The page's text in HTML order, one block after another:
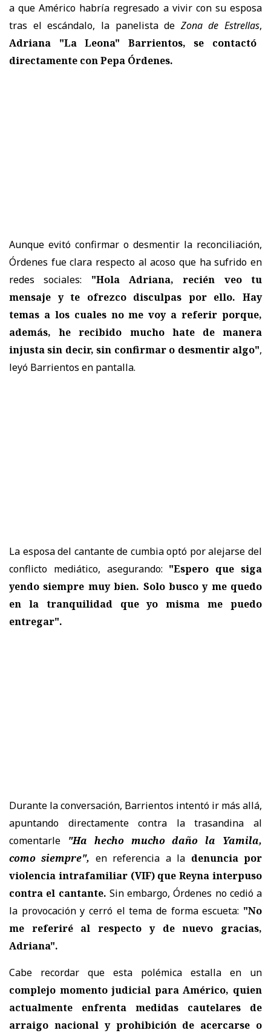
a que Américo habría regresado a vivir con su esposa
tras el escándalo, la panelista de Zona de Estrellas,
Adriana "La Leona" Barrientos, se contactó
directamente con Pepa Órdenes.
Aunque evitó confirmar o desmentir la reconciliación,
Órdenes fue clara respecto al acoso que ha sufrido en
redes sociales: "Hola Adriana, recién veo tu
mensaje y te ofrezco disculpas por ello. Hay
temas a los cuales no me voy a referir porque,
además, he recibido mucho hate de manera
injusta sin decir, sin confirmar o desmentir algo",
leyó Barrientos en pantalla.
La esposa del cantante de cumbia optó por alejarse del
conflicto mediático, asegurando: "Espero que siga
yendo siempre muy bien. Solo busco y me quedo
en la tranquilidad que yo misma me puedo
entregar".
Durante la conversación, Barrientos intentó ir más allá,
apuntando directamente contra la trasandina al
comentarle "Ha hecho mucho daño la Yamila,
como siempre", en referencia a la denuncia por
violencia intrafamiliar (VIF) que Reyna interpuso
contra el cantante. Sin embargo, Órdenes no cedió a
la provocación y cerró el tema de forma escueta: "No
me referiré al respecto y de nuevo gracias,
Adriana".
Cabe recordar que esta polémica estalla en un
complejo momento judicial para Américo, quien
actualmente enfrenta medidas cautelares de
arraigo nacional y prohibición de acercarse o